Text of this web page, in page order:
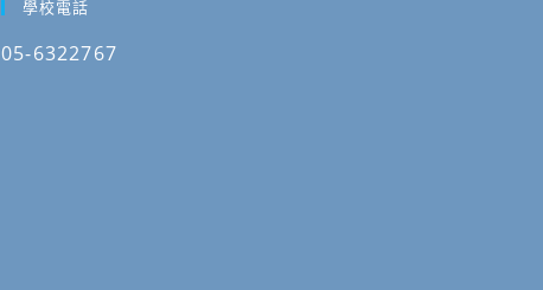
學校電話
05-6322767